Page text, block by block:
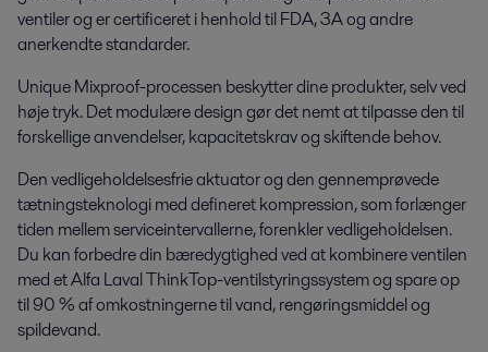
ventiler og er certificeret i henhold til FDA, 3A og andre
anerkendte standarder.
Unique Mixproof-processen beskytter dine produkter, selv ved
høje tryk. Det modulære design gør det nemt at tilpasse den til
forskellige anvendelser, kapacitetskrav og skiftende behov.
Den vedligeholdelsesfrie aktuator og den gennemprøvede
tætningsteknologi med defineret kompression, som forlænger
tiden mellem serviceintervallerne, forenkler vedligeholdelsen.
Du kan forbedre din bæredygtighed ved at kombinere ventilen
med et Alfa Laval ThinkTop-ventilstyringssystem og spare op
til 90 % af omkostningerne til vand, rengøringsmiddel og
spildevand.